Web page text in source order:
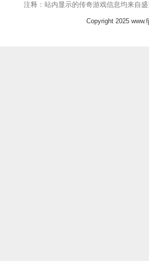
注释：站内显示的传奇游戏信息均来自
Copyright 2025